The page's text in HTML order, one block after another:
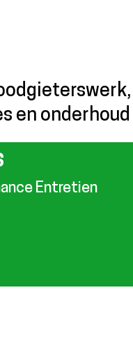
en onderhoud
Entretien